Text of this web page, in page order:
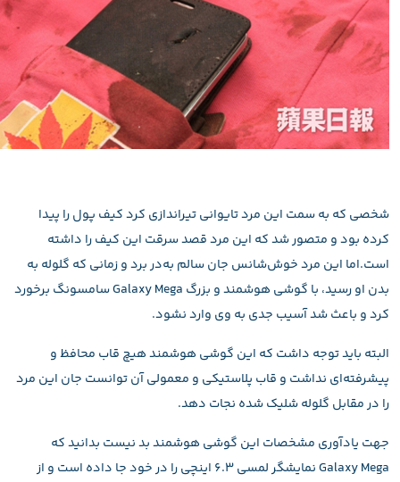
شخصی که به سمت این مرد تایوانی تیراندازی کرد کیف پول را پیدا
کرده بود و متصور شد که این مرد قصد سرقت این کیف را داشته
است.اما این مرد خوش‌شانس جان سالم به‌در برد و زمانی که گلوله به
بدن او رسید، با گوشی هوشمند و بزرگ Galaxy Mega سامسونگ برخورد
کرد و باعث شد آسیب جدی به وی وارد نشود.
البته باید توجه داشت که این گوشی هوشمند هیچ قاب محافظ و
پیشرفته‌ای نداشت و قاب پلاستیکی و معمولی آن توانست جان این مرد
را در مقابل گلوله شلیک شده نجات دهد.
جهت یادآوری مشخصات این گوشی هوشمند بد نیست بدانید که
Galaxy Mega نمایشگر لمسی ۶.۳ اینچی را در خود جا داده است و از